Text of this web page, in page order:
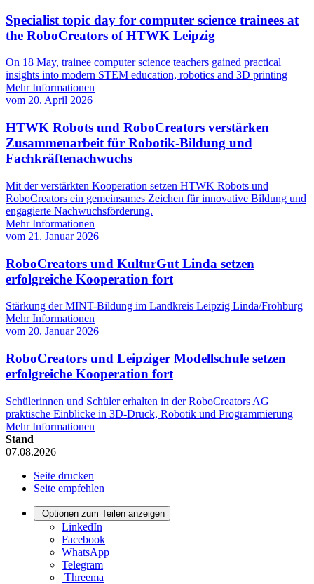
Specialist topic day for computer science trainees at
the RoboCreators of HTWK Leipzig
On 18 May, trainee computer science teachers gained practical
insights into modern STEM education, robotics and 3D printing
Mehr Informationen
vom 20. April 2026
HTWK Robots und RoboCreators verstärken
Zusammenarbeit für Robotik-Bildung und
Fachkräftenachwuchs
Mit der verstärkten Kooperation setzen HTWK Robots und
RoboCreators ein gemeinsames Zeichen für innovative Bildung und
engagierte Nachwuchsförderung.
Mehr Informationen
vom 21. Januar 2026
RoboCreators und KulturGut Linda setzen
erfolgreiche Kooperation fort
Stärkung der MINT-Bildung im Landkreis Leipzig Linda/Frohburg
Mehr Informationen
vom 20. Januar 2026
RoboCreators und Leipziger Modellschule setzen
erfolgreiche Kooperation fort
Schülerinnen und Schüler erhalten in der RoboCreators AG
praktische Einblicke in 3D-Druck, Robotik und Programmierung
Mehr Informationen
Stand
07.08.2026
Seite drucken
Seite empfehlen
Optionen zum Teilen anzeigen
LinkedIn
Facebook
WhatsApp
Telegram
Threema